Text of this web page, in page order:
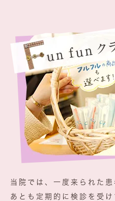
当院では、一度来られた
あとも定期的に検診を受